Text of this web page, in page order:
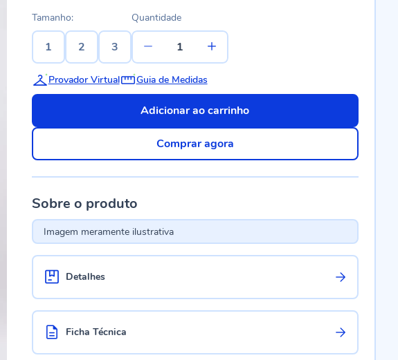
Tamanho:
1 2 3
Quantidade
Provador Virtual Guia de Medidas
Adicionar ao carrinho
Comprar agora
Sobre o produto
Imagem meramente ilustrativa
Detalhes
Ficha Técnica